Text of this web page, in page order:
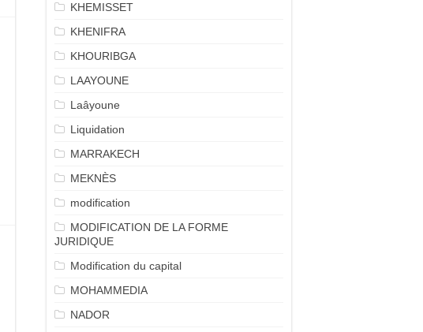
KHEMISSET
KHENIFRA
KHOURIBGA
LAAYOUNE
Laâyoune
Liquidation
MARRAKECH
MEKNÈS
modification
MODIFICATION DE LA FORME
JURIDIQUE
Modification du capital
MOHAMMEDIA
NADOR